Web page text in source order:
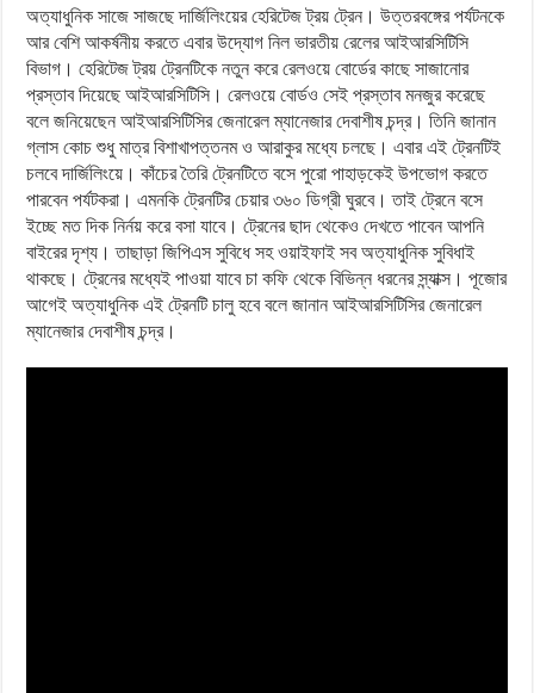
অত্যাধুনিক সাজে সাজছে দার্জিলিংয়ের হেরিটেজ ট্রয় ট্রেন। উত্তরবঙ্গের পর্যটনকে
আর বেশি আকর্ষনীয় করতে এবার উদ্যোগ নিল ভারতীয় রেলের আইআরসিটিসি
বিভাগ। হেরিটেজ ট্রয় ট্রেনটিকে নতুন করে রেলওয়ে বোর্ডের কাছে সাজানোর
প্রস্তাব দিয়েছে আইআরসিটিসি। রেলওয়ে বোর্ডও সেই প্রস্তাব মনজুর করেছে
বলে জনিয়েছেন আইআরসিটিসির জেনারেল ম্যানেজার দেবাশীষ চন্দ্র। তিনি জানান
গ্লাস কোচ শুধু মাত্র বিশাখাপত্তনম ও আরাকুর মধ্যে চলছে। এবার এই ট্রেনটিই
চলবে দার্জিলিংয়ে। কাঁচের তৈরি ট্রেনটিতে বসে পুরো পাহাড়কেই উপভোগ করতে
পারবেন পর্যটকরা। এমনকি ট্রেনটির চেয়ার ৩৬০ ডিগ্রী ঘুরবে। তাই ট্রেনে বসে
ইচ্ছে মত দিক নির্নয় করে বসা যাবে। ট্রেনের ছাদ থেকেও দেখতে পাবেন আপনি
বাইরের দৃশ্য। তাছাড়া জিপিএস সুবিধে সহ ওয়াইফাই সব অত্যাধুনিক সুবিধাই
থাকছে। ট্রেনের মধ্যেই পাওয়া যাবে চা কফি থেকে বিভিন্ন ধরনের স্ন্যাক্স। পূজোর
আগেই অত্যাধুনিক এই ট্রেনটি চালু হবে বলে জানান আইআরসিটিসির জেনারেল
ম্যানেজার দেবাশীষ চন্দ্র।